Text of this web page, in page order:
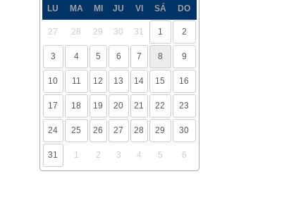
LU MA MI JU VI SÁ DO
27 28 29 30 31 1 2
3 4 5 6 7 8 9
10 11 12 13 14 15 16
17 18 19 20 21 22 23
24 25 26 27 28 29 30
31 1 2 3 4 5 6